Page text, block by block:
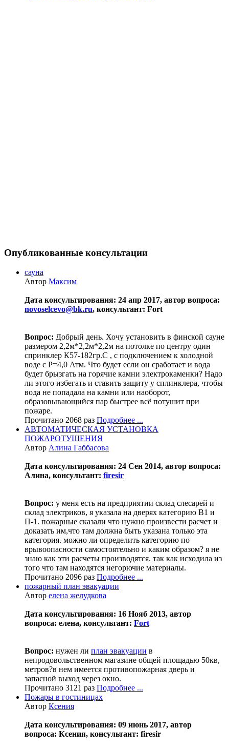
Опубликованные консультации
сауна
Автор Максим
Дата консультирования: 24 апр 2017, автор вопроса:
novoselcevo@bk.ru, консультант: Fort
Вопрос: Добрый день. Хочу установить в финской сауне
размером 2,2м*2,2м*2,2м на потолке по центру один
спринклер К57-182гр.С , с подключением к холодной
воде с Р=4,0 Атм. Что будет если он сработает и вода
будет брызгать на горячие камни электрокаменки? Надо
ли этого избегать и ставить защиту у сплинклера, чтобы
вода не попадала на камни или наоборот,
образовывающийся пар быстрее всё потушит при
пожаре.
Прочитано 2068 раз Подробнее ...
АВТОМАТИЧЕСКАЯ УСТАНОВКА
ПОЖАРОТУШЕНИЯ
Автор Алина Габбасова
Дата консультирования: 24 Сен 2014, автор вопроса:
Алина, консультант: firesir
Вопрос: у меня есть на предприятии склад слесарей и
склад электриков, я указала на дверях категорию В1 и
П-1. пожарные сказали что нужно произвести расчет и
доказать им,что там должна быть указана только эта
категория. можно ли определить категорию по
врывоопасности самостоятельно и каким образом? я не
знаю как эти расчеты производятся. так как исходила из
того что там находятся негорючие материалы.
Прочитано 2096 раз Подробнее ...
пожарный план эвакуации
Автор елена желудкова
Дата консультирования: 16 Нояб 2013, автор
вопроса: елена, консультант: Fort
Вопрос: нужен ли план эвакуации в
непродовольственном магазине общей площадью 50кв,
метров?в нем имеется противопожарная дверь и
запасной выход через окно.
Прочитано 3121 раз Подробнее ...
Пожары в гостиницах
Автор Ксения
Дата консультирования: 09 июнь 2017, автор
вопроса: Ксения, консультант: firesir